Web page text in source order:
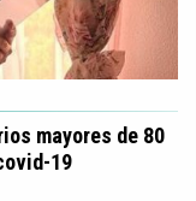
mayores de 80
19